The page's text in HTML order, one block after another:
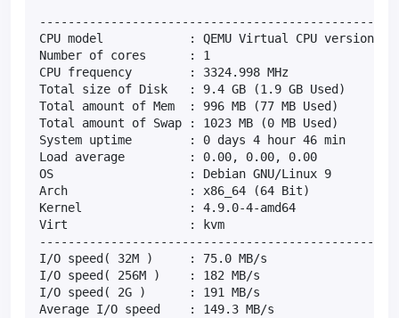
CPU model            : QEMU Virtual CPU version
Number of cores      : 1
CPU frequency        : 3324.998 MHz
Total size of Disk   : 9.4 GB (1.9 GB Used)
Total amount of Mem  : 996 MB (77 MB Used)
Total amount of Swap : 1023 MB (0 MB Used)
System uptime        : 0 days 4 hour 46 min
Load average         : 0.00, 0.00, 0.00
OS                   : Debian GNU/Linux 9
Arch                 : x86_64 (64 Bit)
Kernel               : 4.9.0-4-amd64
Virt                 : kvm
I/O speed( 32M )     : 75.0 MB/s
I/O speed( 256M )    : 182 MB/s
I/O speed( 2G )      : 191 MB/s
Average I/O speed    : 149.3 MB/s